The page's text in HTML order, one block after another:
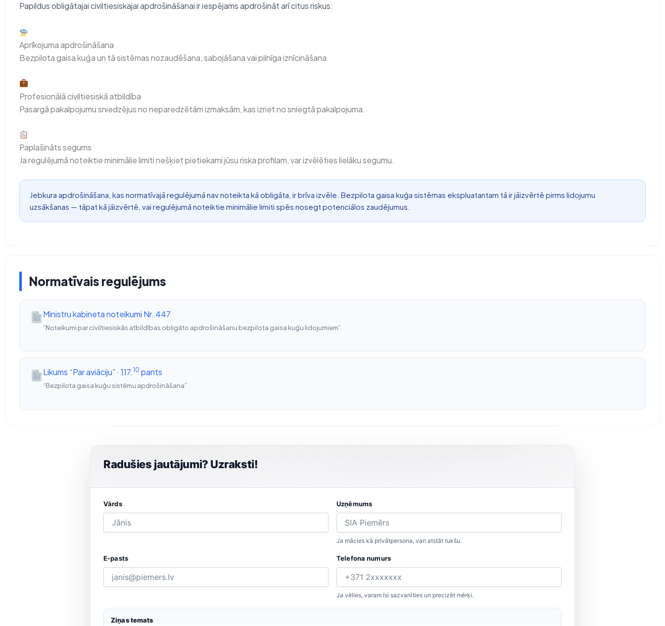
Papildus obligātajai civiltiesiskajai apdrošināšanai ir iespējams apdrošināt arī citus riskus:
Aprīkojuma apdrošināšana
Bezpilota gaisa kuģa un tā sistēmas nozaudēšana, sabojāšana vai pilnīga iznīcināšana.
Profesionālā civiltiesiskā atbildība
Pasargā pakalpojumu sniedzējus no neparedzētām izmaksām, kas izriet no sniegtā pakalpojuma.
Paplašināts segums
Ja regulējumā noteiktie minimālie limiti nešķiet pietiekami jūsu riska profilam, var izvēlēties lielāku segumu.
Jebkura apdrošināšana, kas normatīvajā regulējumā nav noteikta kā obligāta, ir brīva izvēle. Bezpilota gaisa kuģa sistēmas ekspluatantam tā ir jāizvērtē pirms lidojumu
uzsākšanas — tāpat kā jāizvērtē, vai regulējumā noteiktie minimālie limiti spēs nosegt potenciālos zaudējumus.
Normatīvais regulējums
Ministru kabineta noteikumi Nr. 447
“Noteikumi par civiltiesiskās atbildības obligāto apdrošināšanu bezpilota gaisa kuģu lidojumiem”
Likums “Par aviāciju” · 117.10 pants
“Bezpilota gaisa kuģu sistēmu apdrošināšana”
Radušies jautājumi? Uzraksti!
Vārds Uzņēmums
Ja mācies kā privātpersona, vari atstāt tukšu.
E-pasts Telefona numurs
Ja vēlies, varam īsi sazvanīties un precizēt mērķi.
Ziņas temats